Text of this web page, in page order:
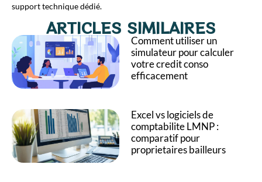
ARTICLES SIMILAIRES
Comment utiliser un
simulateur pour calculer
votre credit conso
efficacement
Excel vs logiciels de
comptabilite LMNP :
comparatif pour
proprietaires bailleurs
support technique dédié.